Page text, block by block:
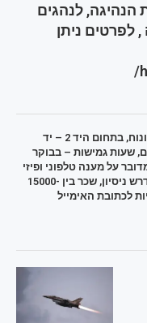
הנהיגה, לנהגים
לפרטים ניתן
דרושים דרושות לעבודה בשירות לקוחות קל ונוח, בתחום היד 2 – יד
שעות גמישות – בבוקר
על מענה טלפוני ופיזי
ללקוחות המעוניינים לקחת מוצרי יד 2, לא נדרש ניסיון, שכר בין 15000-
לכתובת האימייל